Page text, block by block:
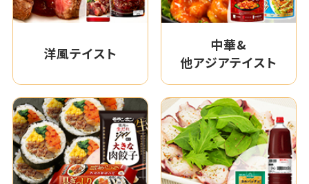
洋風テイスト
中華&
他アジアテイスト